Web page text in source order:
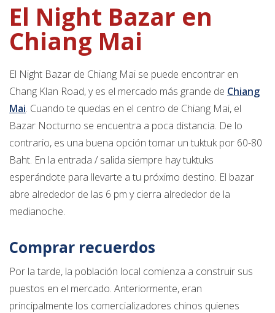
El Night Bazar en
Chiang Mai
El Night Bazar de Chiang Mai se puede encontrar en
Chang Klan Road, y es el mercado más grande de Chiang
Mai. Cuando te quedas en el centro de Chiang Mai, el
Bazar Nocturno se encuentra a poca distancia. De lo
contrario, es una buena opción tomar un tuktuk por 60-80
Baht. En la entrada / salida siempre hay tuktuks
esperándote para llevarte a tu próximo destino. El bazar
abre alrededor de las 6 pm y cierra alrededor de la
medianoche.
Comprar recuerdos
Por la tarde, la población local comienza a construir sus
puestos en el mercado. Anteriormente, eran
principalmente los comercializadores chinos quienes